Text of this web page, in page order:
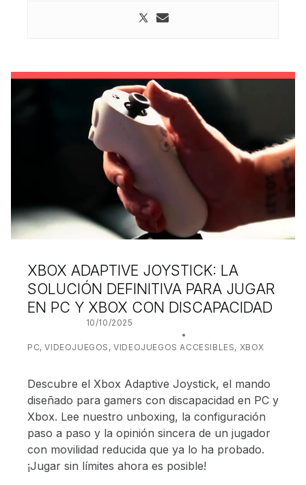
XBOX ADAPTIVE JOYSTICK: LA
SOLUCIÓN DEFINITIVA PARA JUGAR
EN PC Y XBOX CON DISCAPACIDAD
10/10/2025
PC,VIDEOJUEGOS ,VIDEOJUEGOS ACCESIBLES, XBOX
Descubre el Xbox Adaptive Joystick, el mando
diseñado para gamers con discapacidad en PC y
Xbox. Lee nuestro unboxing, la configuración
paso a paso y la opinión sincera de un jugador
con movilidad reducida que ya lo ha probado.
¡Jugar sin límites ahora es posible!